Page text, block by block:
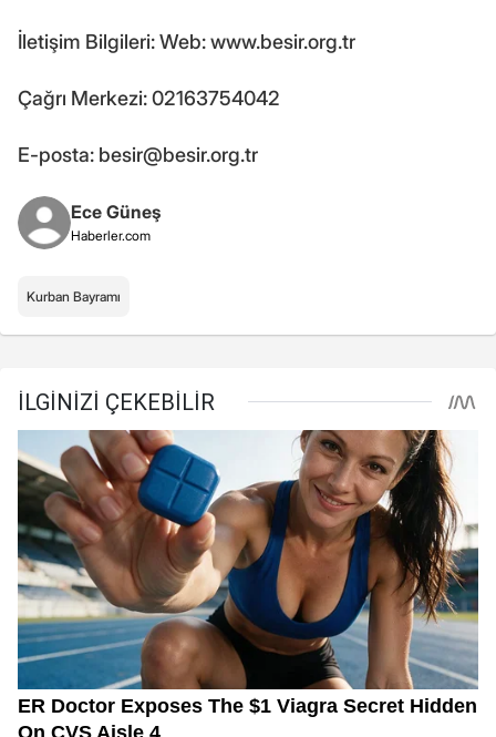
İletişim Bilgileri: Web: www.besir.org.tr
Çağrı Merkezi: 02163754042
E-posta: besir@besir.org.tr
Ece Güneş
Haberler.com
Kurban Bayramı